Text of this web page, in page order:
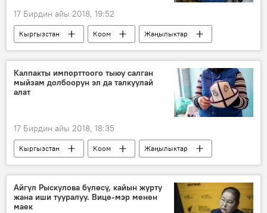
17 Бирдин айы 2018, 19:52
Кыргызстан Коом
Жаңылыктар
Каракол
акча бала
оору
Калпакты импорттоого тыюу салган
мыйзам долбоорун эл да талкуулай
алат
17 Бирдин айы 2018, 18:35
Кыргызстан Коом
Жаңылыктар
ак калпак
мыйзам долбоору
сунуш
Айгүл Рыскулова бүлөсү, кайын журту
жана иши тууралуу. Вице-мэр менен
маек